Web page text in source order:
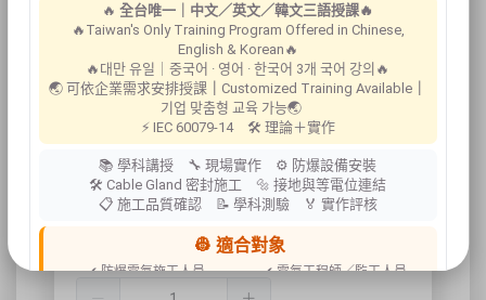
斷能安全鎖具
🔥全台唯一｜中文／英文／韓文三語授課🔥
🔥Taiwan's Only Training Program Offered in Chinese,
English & Korean🔥
🔥대만 유일｜중국어 · 영어 · 한국어 3개 국어 강의🔥
🌏 可依企業需求安排授課
Customized Training Available
기업 맞춤형 교육 가능🌏
⚡ IEC 60079-14 🛠 理論＋實作
📚 學科講授 🔧 現場實作 ⚙ 防爆設備安裝
🛠 Cable Gland 密封施工 🔩 接地與等電位連結
📋 施工品質確認 📝 學科測驗 🏅 實作評核
👷 適合對象
✔ 防爆電氣施工人員
✔ 電氣工程師／監工人員
✔ 設備維護人員